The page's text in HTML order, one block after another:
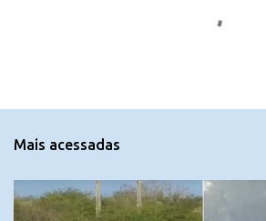
n
r
i
Mais acessadas